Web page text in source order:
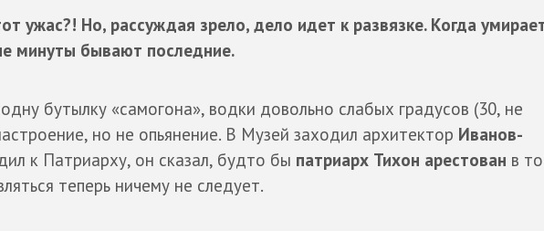
ужас?! Но, рассуждая зрело, дело идет к развязке. Когда
минуты бывают последние.
бутылку «самогона», водки довольно слабых градусов (30, не
но не опьянение. В Музей заходил архитектор Иванов-
к Патриарху, он сказал, будто бы патриарх Тихон арестован в
теперь ничему не следует.